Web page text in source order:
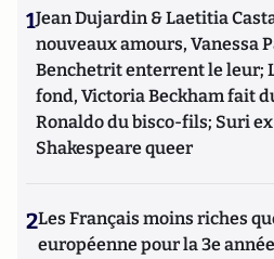
1Jean Dujardin & Laetitia
nouveaux amours, Vanessa
Benchetrit enterrent le leur;
fond, Victoria Beckham fait
Ronaldo du bisco-fils; Suri
Shakespeare queer
2Les Français moins riches
européenne pour la 3e